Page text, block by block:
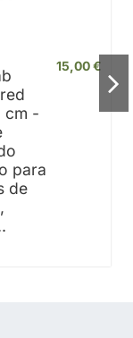
cm -
para
de
15,00 €